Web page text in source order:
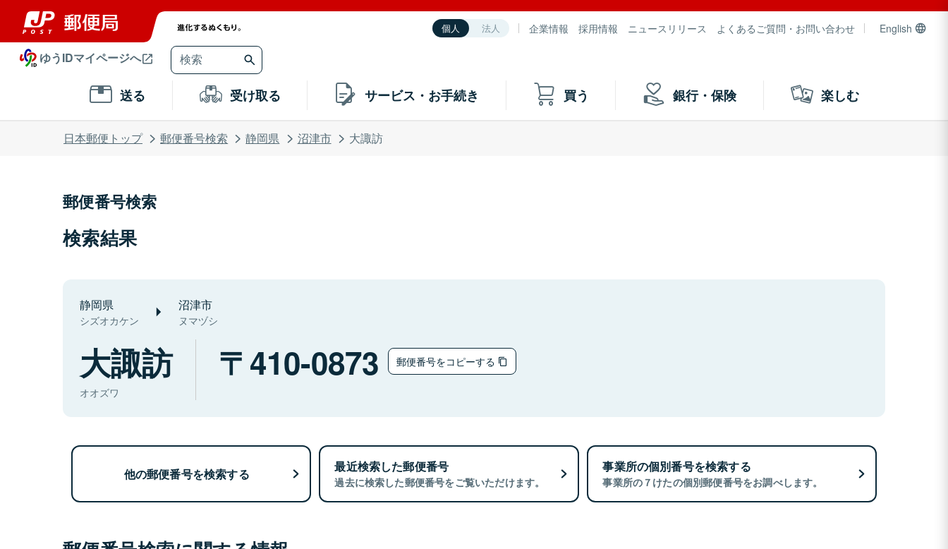
個人 法人 企業情報 採用情報 ニュースリリース よくあるご質問・お問い合わせ English
ゆうIDマイページへ
送る 受け取る サービス・お手続き 買う 銀行・保険 楽しむ
日本郵便トップ 郵便番号検索 静岡県 沼津市 大諏訪
郵便番号検索
検索結果
静岡県
シズオカケン
沼津市
ヌマヅシ
大諏訪
オオズワ
410-0873 郵便番号をコピーする
他の郵便番号を検索する 最近検索した郵便番号
過去に検索した郵便番号をご覧いただけます。
事業所の個別番号を検索する
事業所の７けたの個別郵便番号をお調べします。